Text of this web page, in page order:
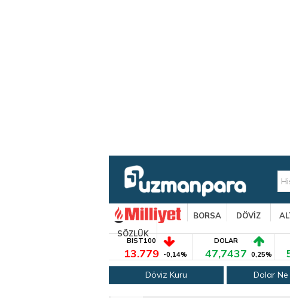
BORSA DÖVİZ
SÖZLÜK
BIST100
13.779 -0,14%
DOLAR
47,7437 0,25%
Döviz Kuru Dolar